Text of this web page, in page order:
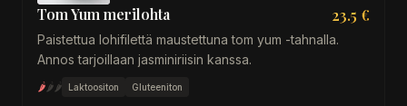
Tom Yum merilohta 23.5 €
Paistettua lohifilettä maustettuna tom yum -tahnalla.
Annos tarjoillaan jasminiriisin kanssa.
🌶🌶🌶 Laktoositon Gluteeniton